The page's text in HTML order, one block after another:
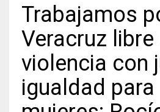
Trabajamos
Veracruz libre
violencia con
igualdad para